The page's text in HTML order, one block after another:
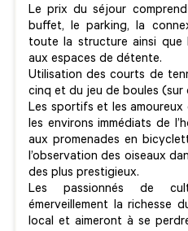
Le prix du séjour
buffet, le parking, la
toute la structure ainsi que
aux espaces de détente.
Utilisation des courts de
cinq et du jeu de boules (sur
Les sportifs et les
les environs immédiats de
aux promenades en
l’observation des oiseaux
des plus prestigieux.
Les passionnés de
émerveillement la richesse
local et aimeront à se